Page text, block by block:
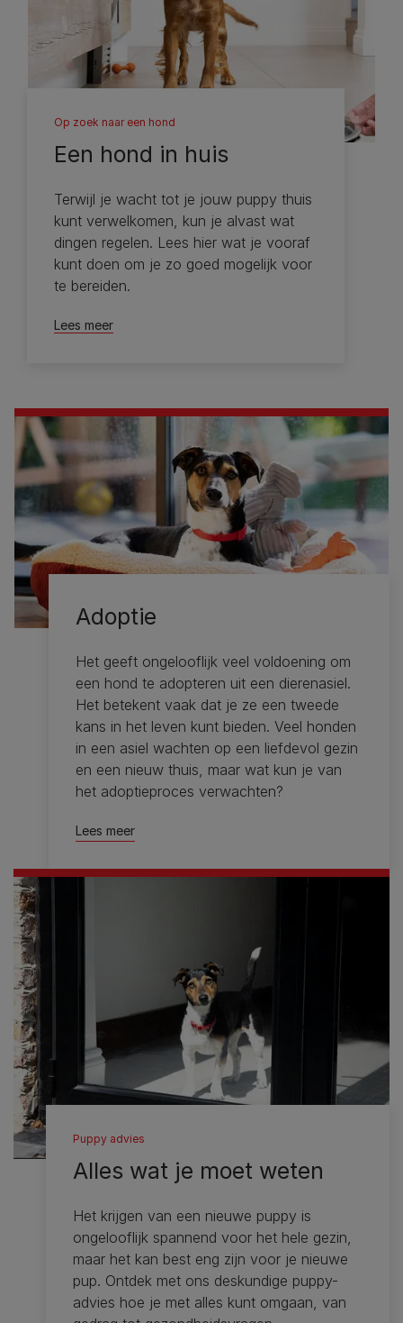
Op zoek naar een hond
Een hond in huis
Terwijl je wacht tot je jouw puppy thuis
kunt verwelkomen, kun je alvast wat
dingen regelen. Lees hier wat je vooraf
kunt doen om je zo goed mogelijk voor
te bereiden.
Lees meer
Adoptie
Het geeft ongelooflijk veel voldoening om
een ​​hond te adopteren uit een dierenasiel.
Het betekent vaak dat je ze een tweede
kans in het leven kunt bieden. Veel honden
in een asiel wachten op een liefdevol gezin
en een nieuw thuis, maar wat kun je van
het adoptieproces verwachten?
Lees meer
Puppy advies
Alles wat je moet weten
Het krijgen van een nieuwe puppy is
ongelooflijk spannend voor het hele gezin,
maar het kan best eng zijn voor je nieuwe
pup. Ontdek met ons deskundige puppy-
advies hoe je met alles kunt omgaan, van